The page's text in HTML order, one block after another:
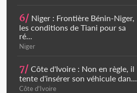
6/ Niger : Frontière Bénin-Niger,
les conditions de Tiani pour sa
ré...
Niger
7/ Côte d'Ivoire : Non en règle, il
tente d'insérer son véhicule dan...
Côte d'Ivoire